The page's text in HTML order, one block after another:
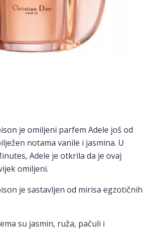
je omiljeni parfem Adele još od
notama vanile i jasmina. U
Adele je otkrila da je ovaj
omiljeni.
je sastavljen od mirisa egzotičnih
su jasmin, ruža, pačuli i